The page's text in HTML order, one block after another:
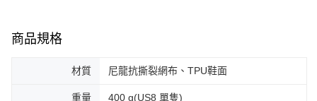
商品規格
材質 尼龍抗撕裂網布、TPU鞋面
重量 400 g(US8 單隻)